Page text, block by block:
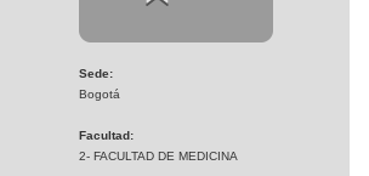
Sede:
Bogotá
Facultad:
2- FACULTAD DE MEDICINA